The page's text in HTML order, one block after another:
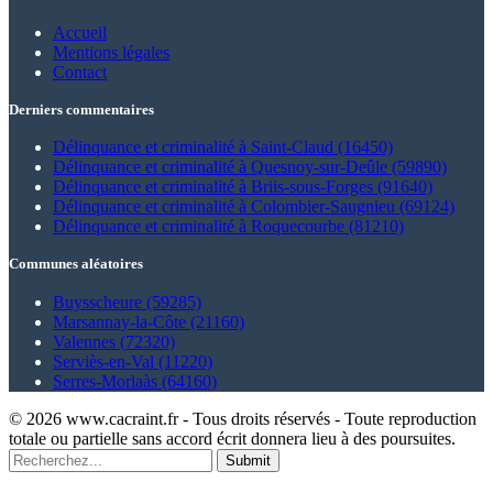
Accueil
Mentions légales
Contact
Derniers commentaires
Délinquance et criminalité à Saint-Claud (16450)
Délinquance et criminalité à Quesnoy-sur-Deûle (59890)
Délinquance et criminalité à Briis-sous-Forges (91640)
Délinquance et criminalité à Colombier-Saugnieu (69124)
Délinquance et criminalité à Roquecourbe (81210)
Communes aléatoires
Buysscheure (59285)
Marsannay-la-Côte (21160)
Valennes (72320)
Serviès-en-Val (11220)
Serres-Morlaàs (64160)
© 2026 www.cacraint.fr - Tous droits réservés - Toute reproduction
totale ou partielle sans accord écrit donnera lieu à des poursuites.
Submit